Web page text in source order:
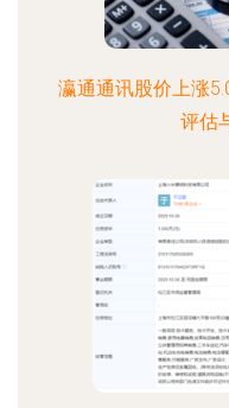
瀛通通讯股价上涨
评估